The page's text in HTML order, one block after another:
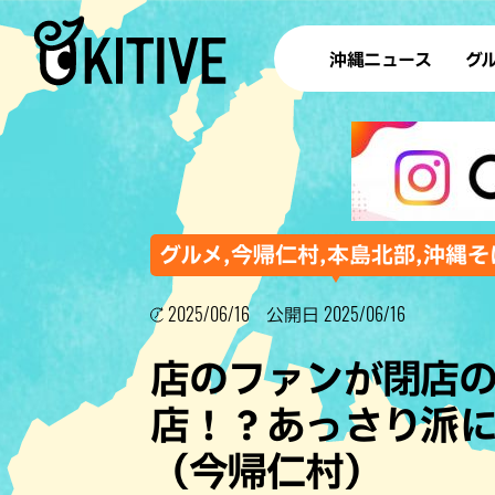
沖縄ニュース グ
ラ
テイ
すし
沖
ステ
その他
グルメ,今帰仁村,本島北部,沖縄そ
2025/06/16 公開日 2025/06/16
店のファンが閉店
店！？あっさり派
（今帰仁村）